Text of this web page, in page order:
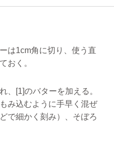
は1cm角に切り、使う直
おく。
、[1]のバターを加える。
み込むように手早く混ぜ
で細かく刻み）、そぼろ